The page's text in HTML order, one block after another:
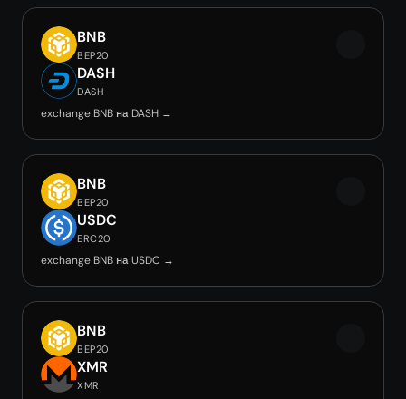
BNB
BEP20
DASH
DASH
exchange BNB на DASH →
BNB
BEP20
USDC
ERC20
exchange BNB на USDC →
BNB
BEP20
XMR
XMR